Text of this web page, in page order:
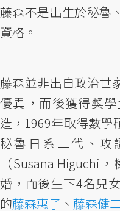
藤森不是出生於秘魯
資格。
藤森並非出自政治世
優異，而後獲得獎
造，1969年取得數學
秘魯日系二代、攻
（Susana Higuchi
婚，而後生下4名兒
的藤森惠子 、 藤森健